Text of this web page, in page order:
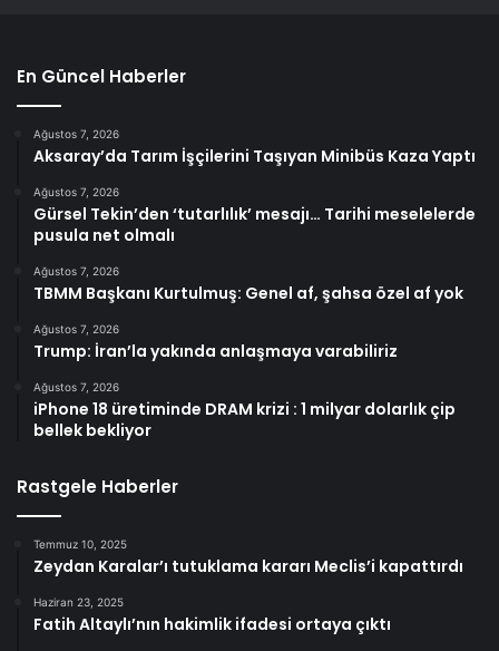
En Güncel Haberler
Ağustos 7, 2026
Aksaray’da Tarım İşçilerini Taşıyan Minibüs Kaza Yaptı
Ağustos 7, 2026
Gürsel Tekin’den ‘tutarlılık’ mesajı… Tarihi meselelerde
pusula net olmalı
Ağustos 7, 2026
TBMM Başkanı Kurtulmuş: Genel af, şahsa özel af yok
Ağustos 7, 2026
Trump: İran’la yakında anlaşmaya varabiliriz
Ağustos 7, 2026
iPhone 18 üretiminde DRAM krizi : 1 milyar dolarlık çip
bellek bekliyor
Rastgele Haberler
Temmuz 10, 2025
Zeydan Karalar’ı tutuklama kararı Meclis’i kapattırdı
Haziran 23, 2025
Fatih Altaylı’nın hakimlik ifadesi ortaya çıktı